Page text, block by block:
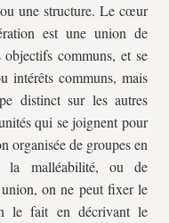
une structure. Le cœur
est une union de
communs, et se
intérêts communs, mais
distinct sur les autres
qui se joignent pour
organisée de groupes en
malléabilité, ou de
union, on ne peut fixer le
le fait en décrivant le